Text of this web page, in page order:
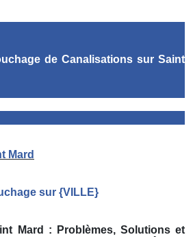
de Canalisations sur Saint
Mard
sur {VILLE}
Mard
: Problèmes, Solutions et